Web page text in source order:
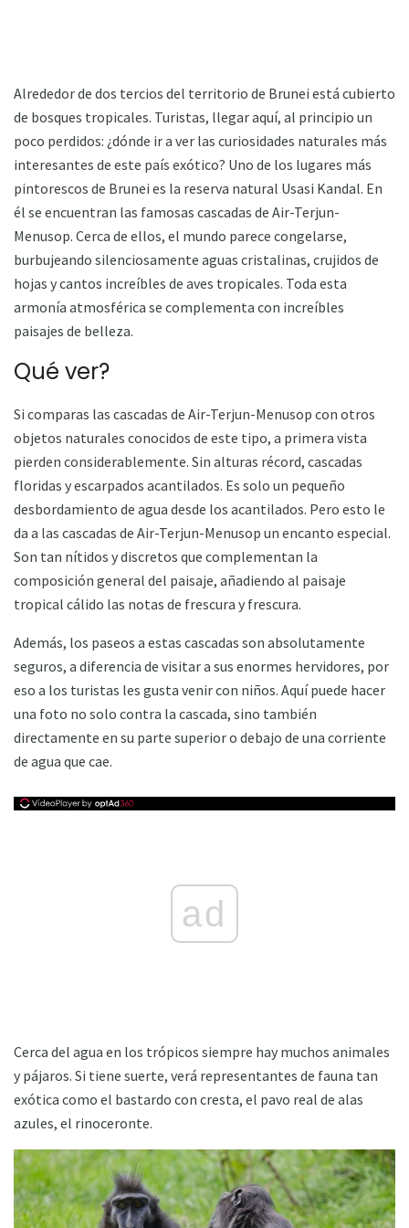
Alrededor de dos tercios del territorio de Brunei está cubierto
de bosques tropicales. Turistas, llegar aquí, al principio un
poco perdidos: ¿dónde ir a ver las curiosidades naturales más
interesantes de este país exótico? Uno de los lugares más
pintorescos de Brunei es la reserva natural Usasi Kandal. En
él se encuentran las famosas cascadas de Air-Terjun-
Menusop. Cerca de ellos, el mundo parece congelarse,
burbujeando silenciosamente aguas cristalinas, crujidos de
hojas y cantos increíbles de aves tropicales. Toda esta
armonía atmosférica se complementa con increíbles
paisajes de belleza.
Qué ver?
Si comparas las cascadas de Air-Terjun-Menusop con otros
objetos naturales conocidos de este tipo, a primera vista
pierden considerablemente. Sin alturas récord, cascadas
floridas y escarpados acantilados. Es solo un pequeño
desbordamiento de agua desde los acantilados. Pero esto le
da a las cascadas de Air-Terjun-Menusop un encanto especial.
Son tan nítidos y discretos que complementan la
composición general del paisaje, añadiendo al paisaje
tropical cálido las notas de frescura y frescura.
Además, los paseos a estas cascadas son absolutamente
seguros, a diferencia de visitar a sus enormes hervidores, por
eso a los turistas les gusta venir con niños. Aquí puede hacer
una foto no solo contra la cascada, sino también
directamente en su parte superior o debajo de una corriente
de agua que cae.
ad
Cerca del agua en los trópicos siempre hay muchos animales
y pájaros. Si tiene suerte, verá representantes de fauna tan
exótica como el bastardo con cresta, el pavo real de alas
azules, el rinoceronte.